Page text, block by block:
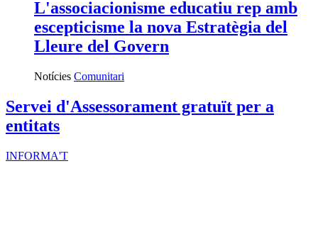
L'associacionisme educatiu rep amb
escepticisme la nova Estratègia del
Lleure del Govern
Notícies Comunitari
Servei d'Assessorament gratuït per a
entitats
INFORMA'T